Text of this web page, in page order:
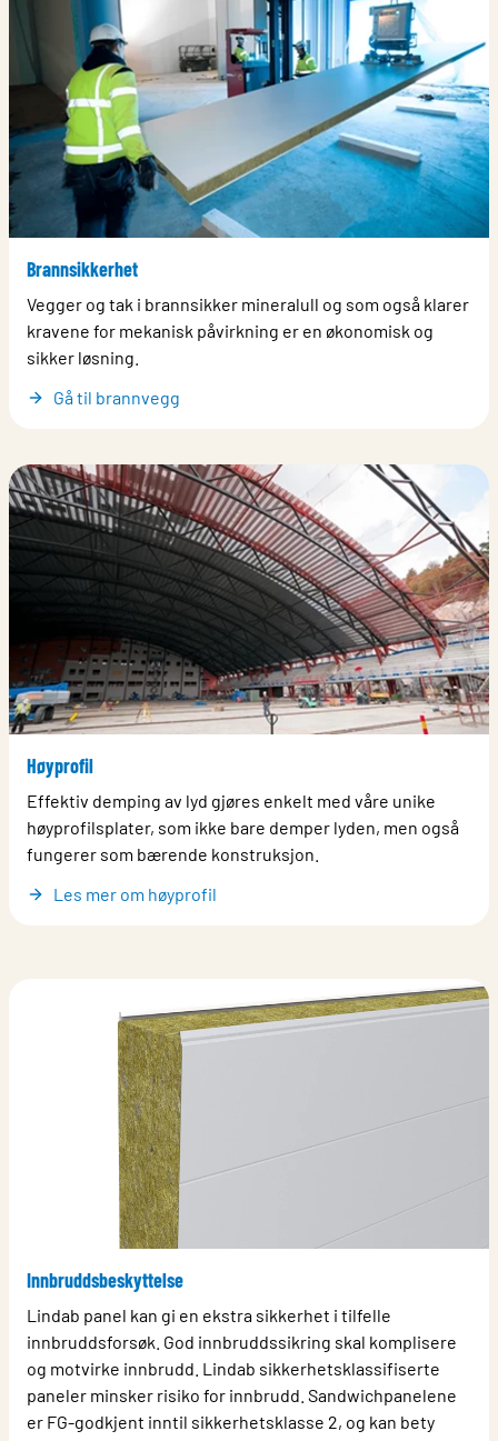
Brannsikkerhet
Vegger og tak i brannsikker mineralull og som også klarer
kravene for mekanisk påvirkning er en økonomisk og
sikker løsning.
Gå til brannvegg
Høyprofil
Effektiv demping av lyd gjøres enkelt med våre unike
høyprofilsplater, som ikke bare demper lyden, men også
fungerer som bærende konstruksjon.
Les mer om høyprofil
Innbruddsbeskyttelse
Lindab panel kan gi en ekstra sikkerhet i tilfelle
innbruddsforsøk. God innbruddssikring skal komplisere
og motvirke innbrudd. Lindab sikkerhetsklassifiserte
paneler minsker risiko for innbrudd. Sandwichpanelene
er FG-godkjent inntil sikkerhetsklasse 2, og kan bety